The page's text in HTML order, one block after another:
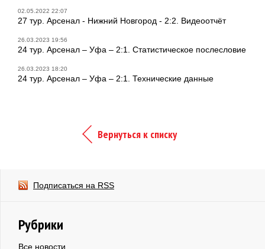
02.05.2022 22:07
27 тур. Арсенал - Нижний Новгород - 2:2. Видеоотчёт
26.03.2023 19:56
24 тур. Арсенал – Уфа – 2:1. Статистическое послесловие
26.03.2023 18:20
24 тур. Арсенал – Уфа – 2:1. Технические данные
Вернуться к списку
Подписаться на RSS
Рубрики
Все новости